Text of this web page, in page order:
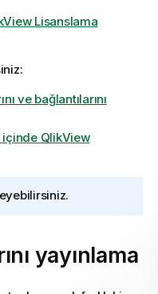
Lisanslama
ve bağlantılarını
içinde QlikView
yayınlama